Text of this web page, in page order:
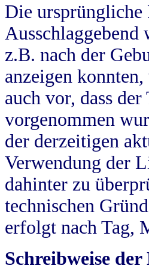
Die ursprüngliche
z.B. nach der
anzeigen
auch vor, dass
vorgenommen
der derzeitigen
Verwendung der
dahinter zu
technischen
erfolgt nach Tag,
Schreibweise der